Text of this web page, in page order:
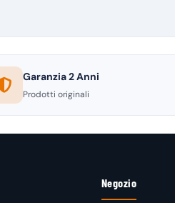
Garanzia 2 Anni
Prodotti originali
Negozio